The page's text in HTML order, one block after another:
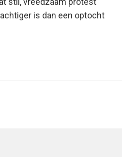
is dan een optocht